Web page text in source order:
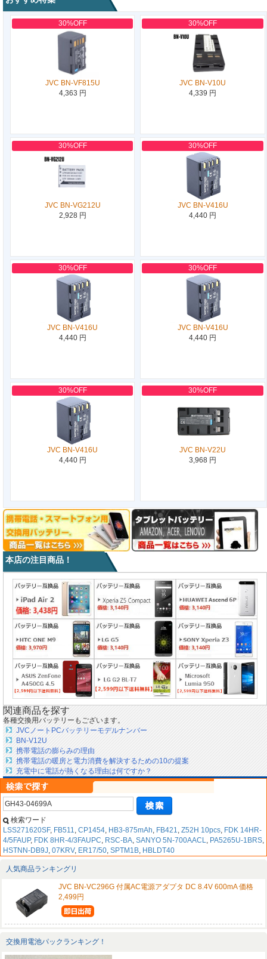
30%OFF
JVC BN-VF815U
4,363 円
30%OFF
JVC BN-V10U
4,339 円
30%OFF
JVC BN-VG212U
2,928 円
30%OFF
JVC BN-V416U
4,440 円
30%OFF
JVC BN-V416U
4,440 円
30%OFF
JVC BN-V416U
4,440 円
30%OFF
JVC BN-V416U
4,440 円
30%OFF
JVC BN-V22U
3,968 円
本店の注目商品！
関連商品を探す
各種交換用バッテリーもございます。
JVCノートPCバッテリーモデルナンバー
BN-V12U
携帯電話の膨らみの理由
携帯電話の暖房と電力消費を解決するための10の提案
充電中に電話が熱くなる理由は何ですか？
検索ワード
LSS271620SF, FB511, CP1454, HB3-875mAh, FB421, Z52H 10pcs, FDK 14HR-
4/5FAUP, FDK 8HR-4/3FAUPC, RSC-BA, SANYO 5N-700AACL, PA5265U-1BRS,
HSTNN-DB9J, 07KRV, ER17/50, SPTM1B, HBLDT40
人気商品ランキングリ
JVC BN-VC296G 付属AC電源アダプタ DC 8.4V 600mA 価格
2,499円
交換用電池パックランキング！